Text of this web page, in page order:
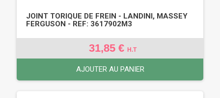
JOINT TORIQUE DE FREIN - LANDINI, MASSEY
FERGUSON - REF: 3617902M3
31,85 € H.T
AJOUTER AU PANIER